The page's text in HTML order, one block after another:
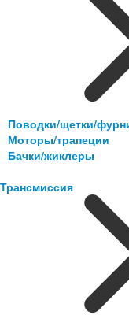
Поводки/щетки/
Моторы/трапеции
Бачки/жиклеры
Трансмиссия